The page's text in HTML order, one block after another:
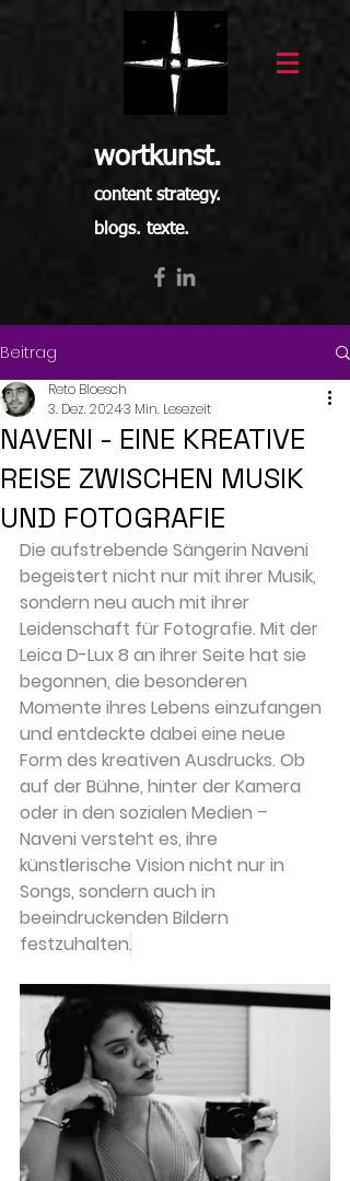
wortkunst.
content strategy.
blogs. texte.
Beitrag
NAVENI - EINE KREATIVE
REISE ZWISCHEN MUSIK
UND FOTOGRAFIE
Reto Bloesch
3. Dez. 20243 Min. Lesezeit
Die aufstrebende Sängerin Naveni
begeistert nicht nur mit ihrer Musik,
sondern neu auch mit ihrer
Leidenschaft für Fotografie. Mit der
Leica D-Lux 8 an ihrer Seite hat sie
begonnen, die besonderen
Momente ihres Lebens einzufangen
und entdeckte dabei eine neue
Form des kreativen Ausdrucks. Ob
auf der Bühne, hinter der Kamera
oder in den sozialen Medien –
Naveni versteht es, ihre
künstlerische Vision nicht nur in
Songs, sondern auch in
beeindruckenden Bildern
festzuhalten.